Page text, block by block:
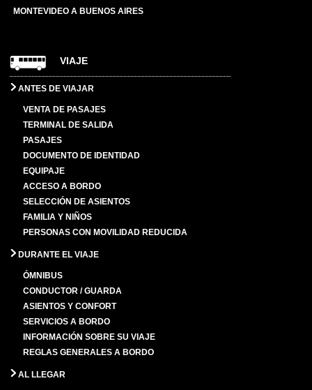
MONTEVIDEO A BUENOS AIRES
VIAJE
ANTES DE VIAJAR
VENTA DE PASAJES
TERMINAL DE SALIDA
PASAJES
DOCUMENTO DE IDENTIDAD
EQUIPAJE
ACCESO A BORDO
SELECCIÓN DE ASIENTOS
FAMILIA Y NIÑOS
PERSONAS CON MOVILIDAD REDUCIDA
DURANTE EL VIAJE
ÓMNIBUS
CONDUCTOR / GUARDA
ASIENTOS Y CONFORT
SERVICIOS A BORDO
INFORMACIÓN SOBRE SU VIAJE
REGLAS GENERALES A BORDO
AL LLEGAR